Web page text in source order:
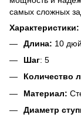
самых сложных
Характеристики:
Длина: 10
Шаг: 5
Количество
Материал:
Диаметр